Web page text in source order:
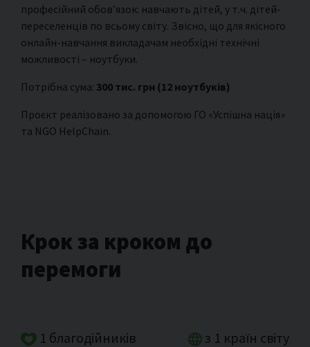
професійний обов’язок: навчають дітей, у т.ч. дітей-
переселенців по всьому світу. Звісно, що для якісного
онлайн-навчання викладачам необхідні технічні
можливості – ноутбуки.
Потрібна сума: 300 тис. грн (12 ноутбуків)
Проєкт реалізовано за допомогою ГО «Успішна нація»
та NGO HelpChain.
Крок за кроком до
перемоги
1 благодійників з 1 країн світу